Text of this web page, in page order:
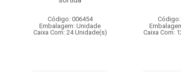
Código: 006454
Embalagem: Unidade
Caixa Com: 24 Unidade(s)
Caixa Com: